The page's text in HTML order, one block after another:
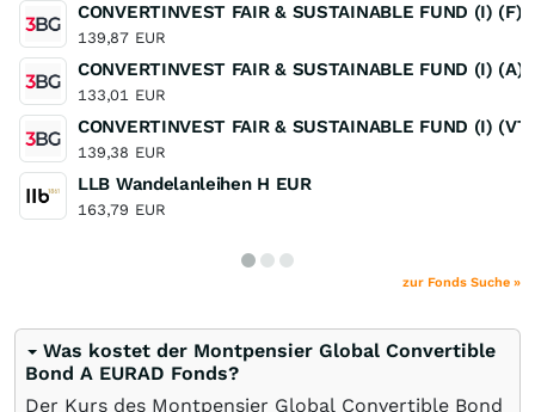
CONVERTINVEST FAIR & SUSTAINABLE FUND (I) (F)
139,87 EUR
CONVERTINVEST FAIR & SUSTAINABLE FUND (I) (A)
133,01 EUR
CONVERTINVEST FAIR & SUSTAINABLE FUND (I) (VT)
139,38 EUR
LLB Wandelanleihen H EUR
163,79 EUR
zur Fonds Suche »
Was kostet der Montpensier Global Convertible
Bond A EURAD Fonds?
Der Kurs des Montpensier Global Convertible Bond